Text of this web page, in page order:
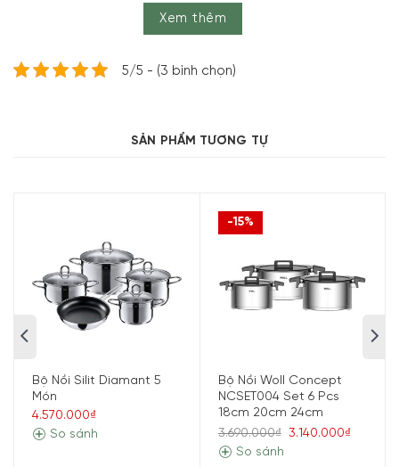
truyền thống, tạo nên nét độc đáo cho mỗi chiếc nồi.
Thích hợp cho bếp gas, bếp từ, bếp hồng ngoại và lò
bên trong đặc trưng, ​​giúp hơi nước tuần hoàn bên trong
Đặc điểm và lợi ích khi sử dụng nồi gang
Woll:
Không tiềm ẩn hóa chất như chảo chống dính thông
Xem thêm
5/5 - (3 bình chọn)
SẢN PHẨM TƯƠNG TỰ
Bộ Nồi Silit Diamant 5
Món
4.570.000₫
So sánh
-15%
Bộ Nồi Woll Concept
NCSET004 Set 6 Pcs
18cm 20cm 24cm
3.690.000₫ 3.140.000₫
So sánh